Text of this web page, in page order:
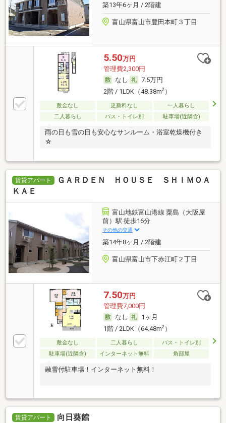
築13年6ヶ月 / 2階建
富山県富山市豊田本町３丁目
5.50万円
管理費2,300円
なし
7.5万円
2階 / 1LDK（48.38m2）
敷金なし 更新料なし
一人暮らし
二人暮らし
バス・トイレ別 駐車場(近隣含)
雨の日も雪の日も安心なサンルーム・浴室乾燥機付き
☆
賃貸アパート
ＧＡＲＤＥＮ ＨＯＵＳＥ ＳＨＩＭＯＡ
ＫＡＥ
富山地鉄富山港線 粟島（大阪屋
前）駅 徒歩16分
その他の交通
築14年8ヶ月 / 2階建
富山県富山市下赤江町２丁目
7.50万円
管理費7,000円
なし
1ヶ月
1階 / 2LDK（64.48m2）
敷金なし 二人暮らし
バス・トイレ別
駐車場(近隣含)
インターネット無料 角部屋
融雪付駐車場！インターネット無料！
賃貸アパート 向日葵館